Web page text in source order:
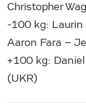
Christopher
-100 kg: Laurin
Aaron Fara –
+100 kg:
(UKR)